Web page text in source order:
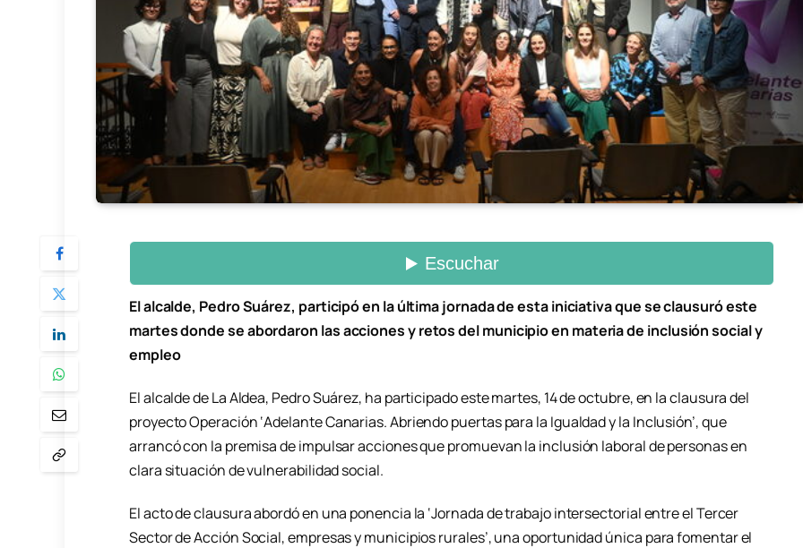
El alcalde, Pedro Suárez, participó en la última jornada de esta iniciativa que se clausuró este
martes donde se abordaron las acciones y retos del municipio en materia de inclusión social y
empleo
El alcalde de La Aldea, Pedro Suárez, ha participado este martes, 14 de octubre, en la clausura del
proyecto Operación ‘Adelante Canarias. Abriendo puertas para la Igualdad y la Inclusión’, que
arrancó con la premisa de impulsar acciones que promuevan la inclusión laboral de personas en
clara situación de vulnerabilidad social.
El acto de clausura abordó en una ponencia la ‘Jornada de trabajo intersectorial entre el Tercer
Sector de Acción Social, empresas y municipios rurales’, una oportunidad única para fomentar el